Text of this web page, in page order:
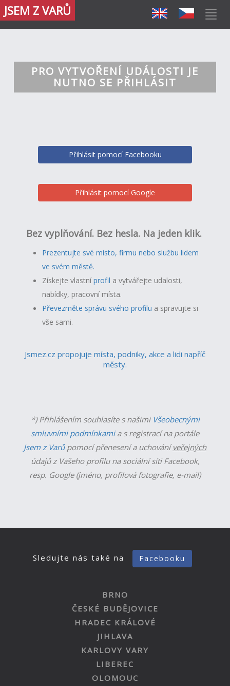
JSEM Z VARŮ
PRO VYTVOŘENÍ UDÁLOSTI JE
NUTNO SE PŘIHLÁSIT
Přihlásit pomocí Facebooku
Přihlásit pomocí Google
Bez vyplňování. Bez hesla. Na jeden klik.
Prezentujte své místo, firmu nebo službu lidem
ve svém městě.
Získejte vlastníprofil a vytvářejte udalosti,
nabídky, pracovní místa.
Převezměte správu svého profilu a spravujte si
vše sami.
Jsmez.cz propojuje místa, podniky, akce a lidi napříč
městy.
*) Přihlášením souhlasíte s našimi Všeobecnými
smluvními podmínkamia s registrací na portále
Jsem z Varůpomocí přenesení a uchováníveřejných
údajů z Vašeho profilu na sociální síti Facebook,
resp. Google (jméno, profilová fotografie, e-mail)
Sledujte nás také na Facebooku
BRNO
ČESKÉ BUDĚJOVICE
HRADEC KRÁLOVÉ
JIHLAVA
KARLOVY VARY
LIBEREC
OLOMOUC